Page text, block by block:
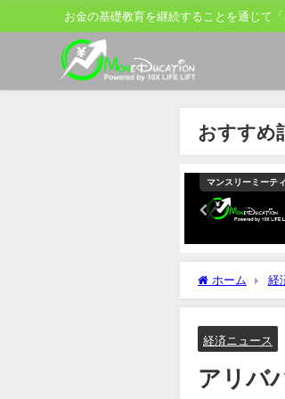
お金の基礎教育を継続することを通じて
おすすめ
マンスリーミーテ
ホーム 経
経済ニュース
アリバ